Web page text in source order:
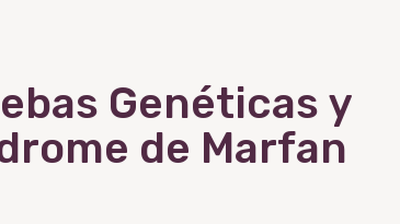
Genéticas y
de Marfan